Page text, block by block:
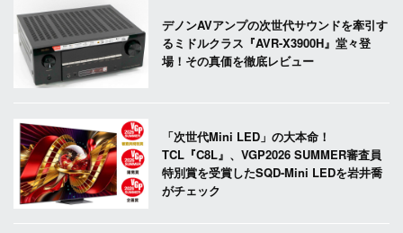
デノンAVアンプの次世代サウンドを牽引す
るミドルクラス『AVR-X3900H』堂々登
場！その真価を徹底レビュー
「次世代Mini LED」の大本命！
TCL『C8L』、VGP2026 SUMMER審査員
特別賞を受賞したSQD-Mini LEDを岩井喬
がチェック